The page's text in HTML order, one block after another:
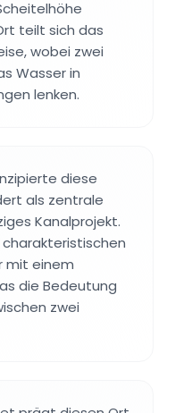
teilt sich das
wobei zwei
Wasser in
lenken.
diese
als zentrale
Kanalprojekt.
mit einem
die Bedeutung
zwei